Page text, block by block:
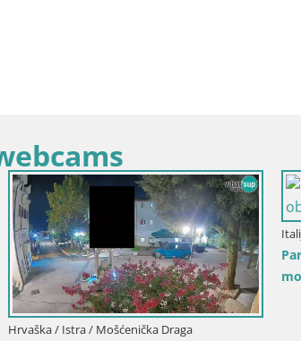
grad –
Hrvaška / Splitsko-dalmatinska / Bol